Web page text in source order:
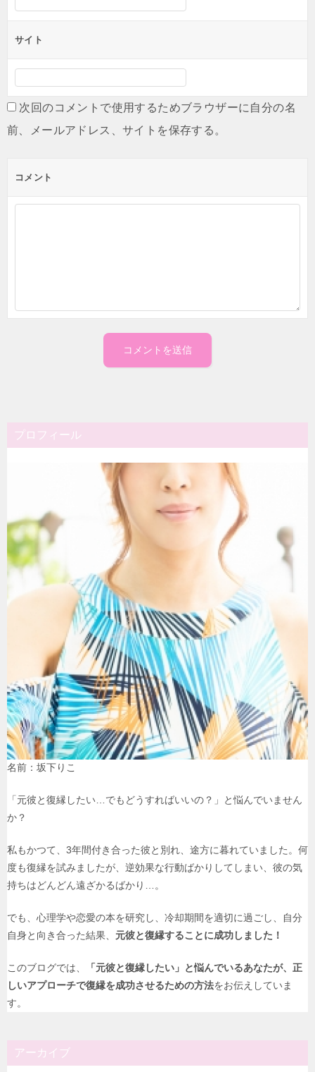
サイト
次回のコメントで使用するためブラウザーに自分の名
前、メールアドレス、サイトを保存する。
コメント
プロフィール
名前：坂下りこ
「元彼と復縁したい…でもどうすればいいの？」と悩んでいません
か？
私もかつて、3年間付き合った彼と別れ、途方に暮れていました。何
度も復縁を試みましたが、逆効果な行動ばかりしてしまい、彼の気
持ちはどんどん遠ざかるばかり…。
でも、心理学や恋愛の本を研究し、冷却期間を適切に過ごし、自分
自身と向き合った結果、 元彼と復縁することに成功しました！
このブログでは、
「元彼と復縁したい」と悩んでいるあなたが、正
しいアプローチで復縁を成功させるための方法をお伝えしていま
す。
アーカイブ